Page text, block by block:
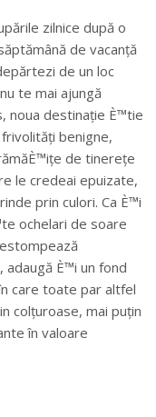
zilnice după o
de vacanță
de un loc
te mai ajungă
noua destinație È™tie
benigne,
de tinerețe
le credeai epuizate,
prin culori. Ca È™i
ochelari de soare
adaugă È™i un fond
care toate par altfel
colțuroase, mai puțin
în valoare